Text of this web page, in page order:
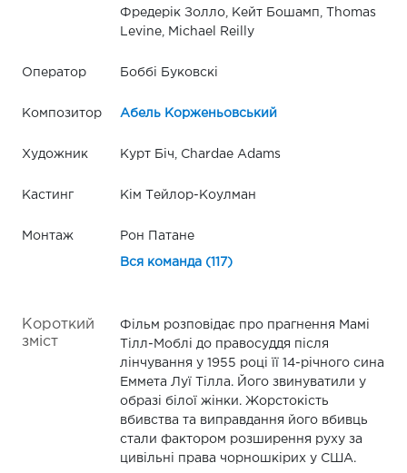
Фредерік Золло, Кейт Бошамп, Thomas
Levine, Michael Reilly
Оператор Боббі Буковскі
Композитор Абель Корженьовський
Художник Курт Біч, Chardae Adams
Кастинг Кім Тейлор-Коулман
Монтаж Рон Патане
Вся команда (117)
Короткий
зміст
Фільм розповідає про прагнення Мамі
Тілл-Моблі до правосуддя після
лінчування у 1955 році її 14-річного сина
Еммета Луї Тілла. Його звинуватили у
образі білої жінки. Жорстокість
вбивства та виправдання його вбивць
стали фактором розширення руху за
цивільні права чорношкірих у США.